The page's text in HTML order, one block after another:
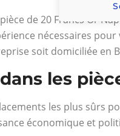
de 20 Francs Or
nécessaires
soit domiciliée en
les
les plus sûrs
économique et